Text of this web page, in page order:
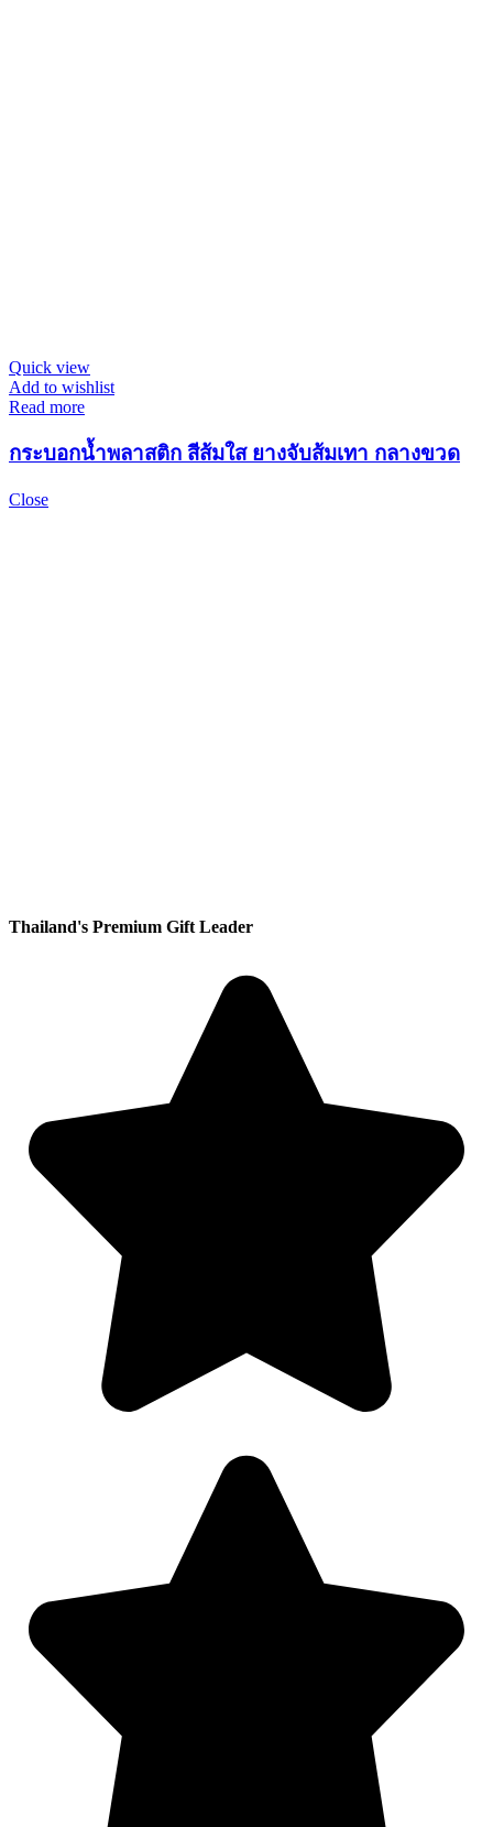
Quick view
Add to wishlist
Read more
กระบอกน้ำพลาสติก สีส้มใส ยางจับส้มเทา กลางขวด
Close
Thailand's Premium Gift Leader